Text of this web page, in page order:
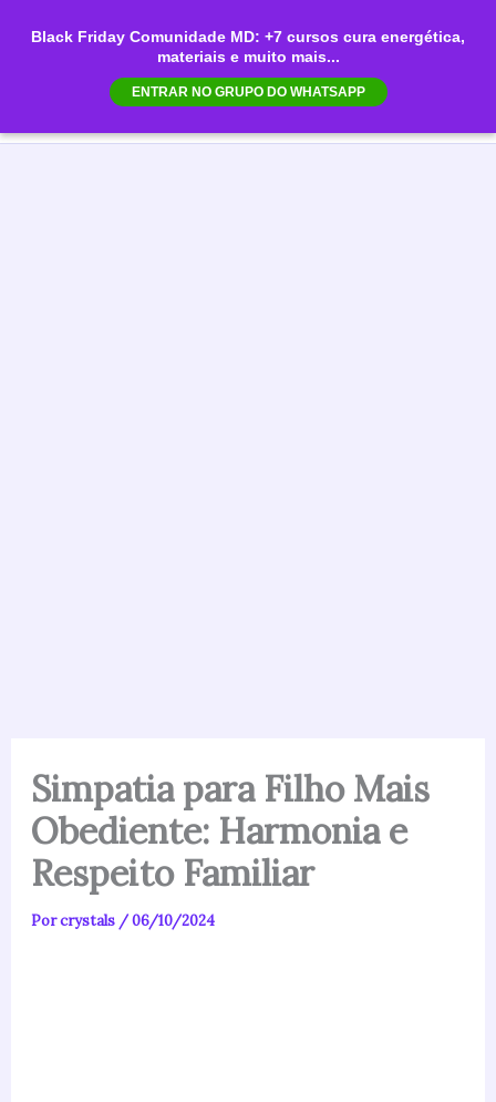
Black Friday Comunidade MD: +7 cursos cura energética,
materiais e muito mais...
ENTRAR NO GRUPO DO WHATSAPP
para
Simpatia para Filho Mais
Obediente: Harmonia e
Respeito Familiar
Porcrystals /06/10/2024